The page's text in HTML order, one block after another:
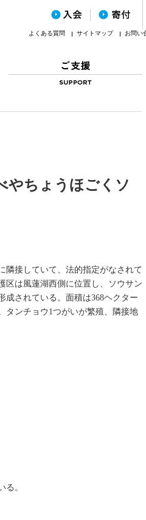
よくある質問 サイトマップ お問い
やちょうほごくソ
隣接していて、法的指定がなされて
区は風蓮湖西側に位置し、ソウサン
成されている。面積は368ヘクター
タンチョウ1つがいが繁殖、隣接地
る。